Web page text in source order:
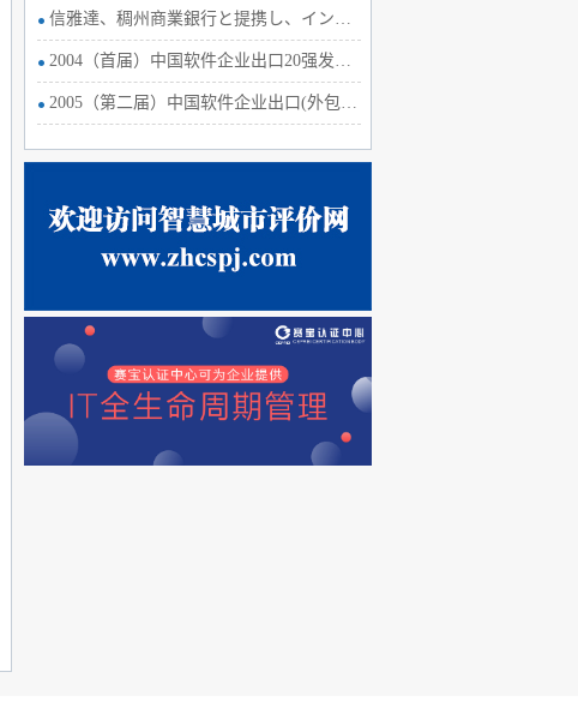
信雅達、稠州商業銀行と提携し、インターネット金融に取組む
2004（首届）中国软件企业出口20强发布会
2005（第二届）中国软件企业出口(外包)20强发布会